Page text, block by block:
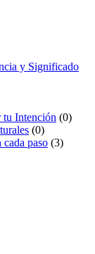
y Significado
tu Intención (0)
(0)
paso (3)